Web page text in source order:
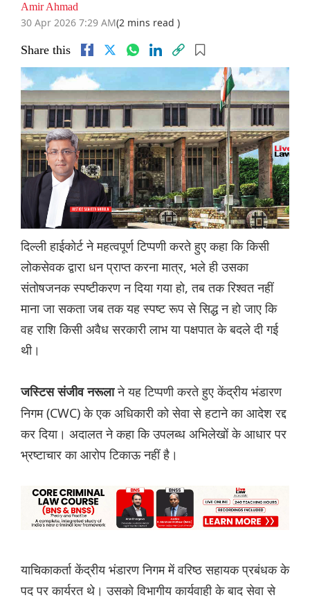
Amir Ahmad
30 Apr 2026 7:29 AM(2 mins read )
Share this
दिल्ली हाईकोर्ट ने महत्वपूर्ण टिप्पणी करते हुए कहा कि किसी
लोकसेवक द्वारा धन प्राप्त करना मात्र, भले ही उसका
संतोषजनक स्पष्टीकरण न दिया गया हो, तब तक रिश्वत नहीं
माना जा सकता जब तक यह स्पष्ट रूप से सिद्ध न हो जाए कि
वह राशि किसी अवैध सरकारी लाभ या पक्षपात के बदले दी गई
थी।
जस्टिस संजीव नरूलाने यह टिप्पणी करते हुए केंद्रीय भंडारण
निगम (CWC) के एक अधिकारी को सेवा से हटाने का आदेश रद्द
कर दिया। अदालत ने कहा कि उपलब्ध अभिलेखों के आधार पर
भ्रष्टाचार का आरोप टिकाऊ नहीं है।
याचिकाकर्ता केंद्रीय भंडारण निगम में वरिष्ठ सहायक प्रबंधक के
पद पर कार्यरत थे। उसको विभागीय कार्यवाही के बाद सेवा से